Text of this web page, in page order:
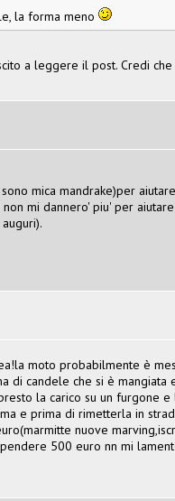
la forma meno
a leggere il post. Credi che
mica mandrake)per
mi dannero' piu' per
moto probabilmente è
di candele che si è
la carico su un furgone
e prima di rimetterla in
nuove
500 euro nn mi